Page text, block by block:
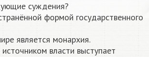
суждения?
формой государственного
является монархия.
власти выступает